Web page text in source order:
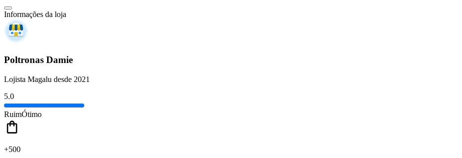
Informações da loja
Poltronas Damie
Lojista Magalu desde 2021
5.0
RuimÓtimo
+500